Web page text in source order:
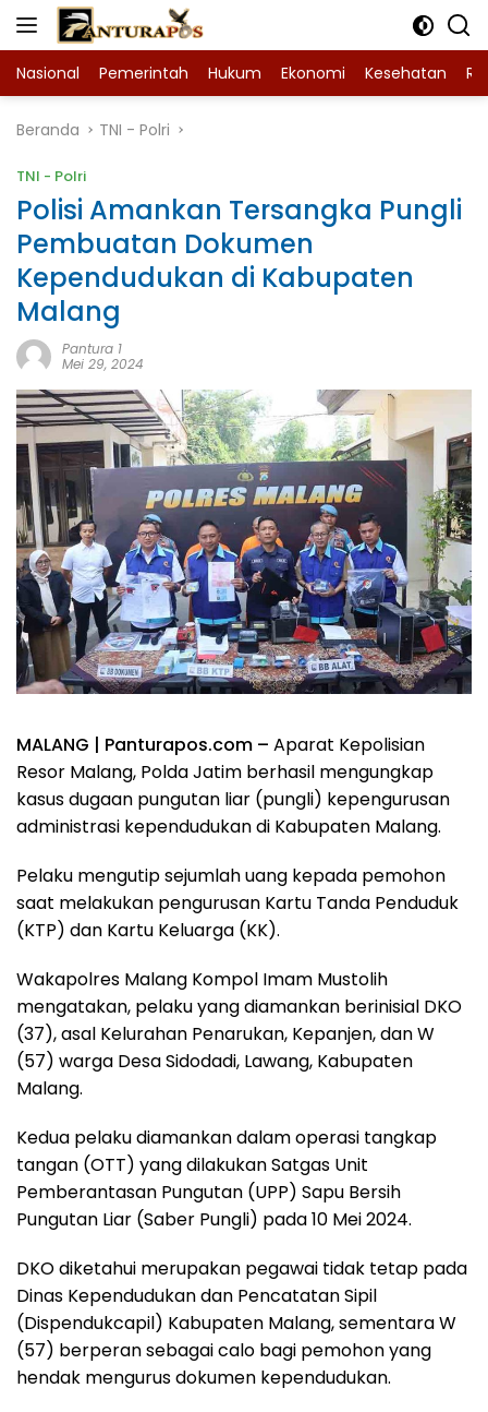
Langsung
Nasional Pemerintah Hukum Ekonomi Kesehatan
Beranda TNI - Polri
TNI - Polri
Polisi Amankan Tersangka Pungli
Pembuatan Dokumen
Kependudukan di Kabupaten
Malang
Pantura 1
Mei 29, 2024
MALANG | Panturapos.com – Aparat Kepolisian
Resor Malang, Polda Jatim berhasil mengungkap
kasus dugaan pungutan liar (pungli) kepengurusan
administrasi kependudukan di Kabupaten Malang.
Pelaku mengutip sejumlah uang kepada pemohon
saat melakukan pengurusan Kartu Tanda Penduduk
(KTP) dan Kartu Keluarga (KK).
Wakapolres Malang Kompol Imam Mustolih
mengatakan, pelaku yang diamankan berinisial DKO
(37), asal Kelurahan Penarukan, Kepanjen, dan W
(57) warga Desa Sidodadi, Lawang, Kabupaten
Malang.
Kedua pelaku diamankan dalam operasi tangkap
tangan (OTT) yang dilakukan Satgas Unit
Pemberantasan Pungutan (UPP) Sapu Bersih
Pungutan Liar (Saber Pungli) pada 10 Mei 2024.
DKO diketahui merupakan pegawai tidak tetap pada
Dinas Kependudukan dan Pencatatan Sipil
(Dispendukcapil) Kabupaten Malang, sementara W
(57) berperan sebagai calo bagi pemohon yang
hendak mengurus dokumen kependudukan.